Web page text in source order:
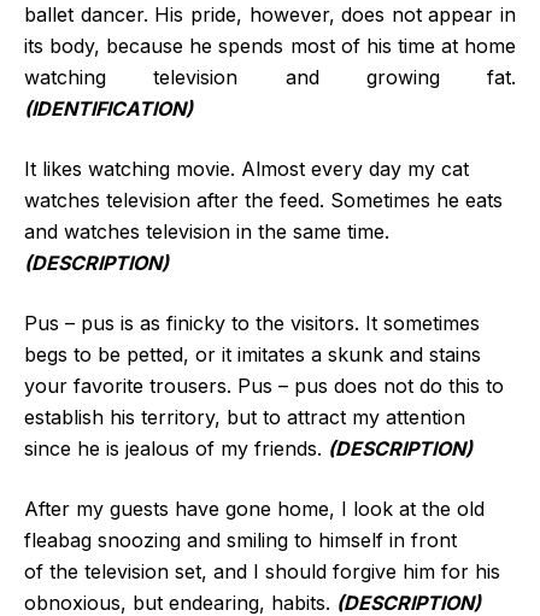
ballet dancer. His pride, however, does not appear in
its body, because he spends most of his time at home
watching television and growing fat.
(IDENTIFICATION)
It likes watching movie. Almost every day my cat
watches television after the feed. Sometimes he eats
and watches television in the same time.
(DESCRIPTION)
Pus – pus is as finicky to the visitors. It sometimes
begs to be petted, or it imitates a skunk and stains
your favorite trousers. Pus – pus does not do this to
establish his territory, but to attract my attention
since he is jealous of my friends. (DESCRIPTION)
After my guests have gone home, I look at the old
fleabag snoozing and smiling to himself in front
of the television set, and I should forgive him for his
obnoxious, but endearing, habits. (DESCRIPTION)